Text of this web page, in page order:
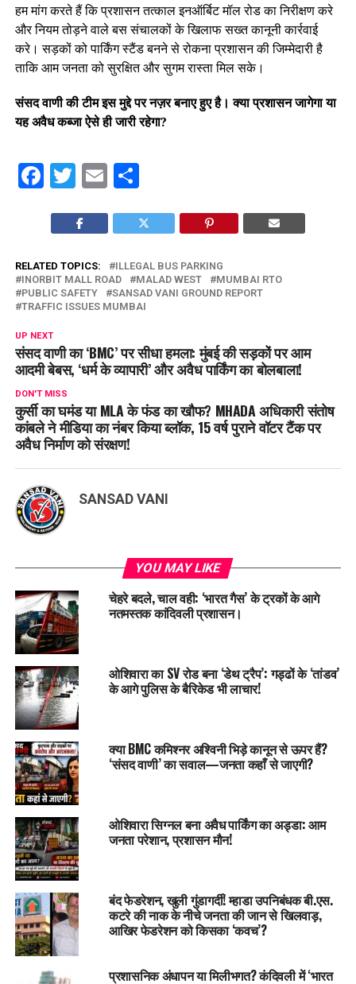
हम मांग करते हैं कि प्रशासन तत्काल इनऑर्बिट मॉल रोड का निरीक्षण करे
और नियम तोड़ने वाले बस संचालकों के खिलाफ सख्त कानूनी कार्रवाई
करे। सड़कों को पार्किंग स्टैंड बनने से रोकना प्रशासन की जिम्मेदारी है
ताकि आम जनता को सुरक्षित और सुगम रास्ता मिल सके।
संसद वाणी की टीम इस मुद्दे पर नज़र बनाए हुए है। क्या प्रशासन जागेगा या
यह अवैध कब्जा ऐसे ही जारी रहेगा?
Facebook
Twitter
EmailShare
RELATED TOPICS:
ILLEGAL BUS PARKING
INORBIT MALL ROAD
MALAD WEST
MUMBAI RTO
PUBLIC SAFETY
SANSAD VANI GROUND REPORT
TRAFFIC ISSUES MUMBAI
UP NEXT
संसद वाणी का ‘BMC’ पर सीधा हमला: मुंबई की सड़कों पर आम
आदमी बेबस, ‘धर्म के व्यापारी’ और अवैध पार्किंग का बोलबाला!
DON'T MISS
कुर्सी का घमंड या MLA के फंड का खौफ? MHADA अधिकारी संतोष
कांबले ने मीडिया का नंबर किया ब्लॉक, 15 वर्ष पुराने वॉटर टैंक पर
अवैध निर्माण को संरक्षण!
SANSAD VANI
YOU MAY LIKE
चेहरे बदले, चाल वही: ‘भारत गैस’ के ट्रकों के आगे
नतमस्तक कांदिवली प्रशासन।
ओशिवारा का SV रोड बना ‘डेथ ट्रैप’: गड्ढों के ‘तांडव’
के आगे पुलिस के बैरिकेड भी लाचार!
क्या BMC कमिश्नर अश्विनी भिड़े कानून से ऊपर हैं?
‘संसद वाणी’ का सवाल—जनता कहाँ से जाएगी?
ओशिवारा सिग्नल बना अवैध पार्किंग का अड्डा: आम
जनता परेशान, प्रशासन मौन!
बंद फेडरेशन, खुली गुंडागर्दी! म्हाडा उपनिबंधक बी.एस.
कटरे की नाक के नीचे जनता की जान से खिलवाड़,
आखिर फेडरेशन को किसका ‘कवच’?
प्रशासनिक अंधापन या मिलीभगत? कंदिवली में ‘भारत